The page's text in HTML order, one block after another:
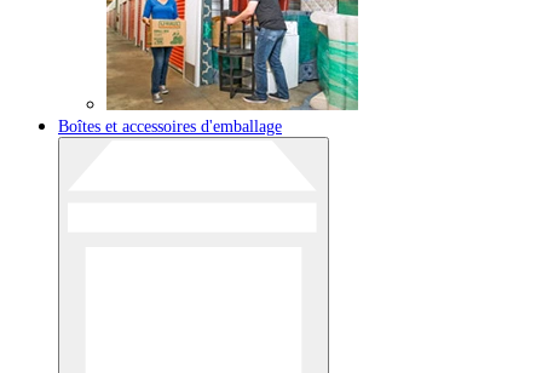
Boîtes et accessoires d'emballage